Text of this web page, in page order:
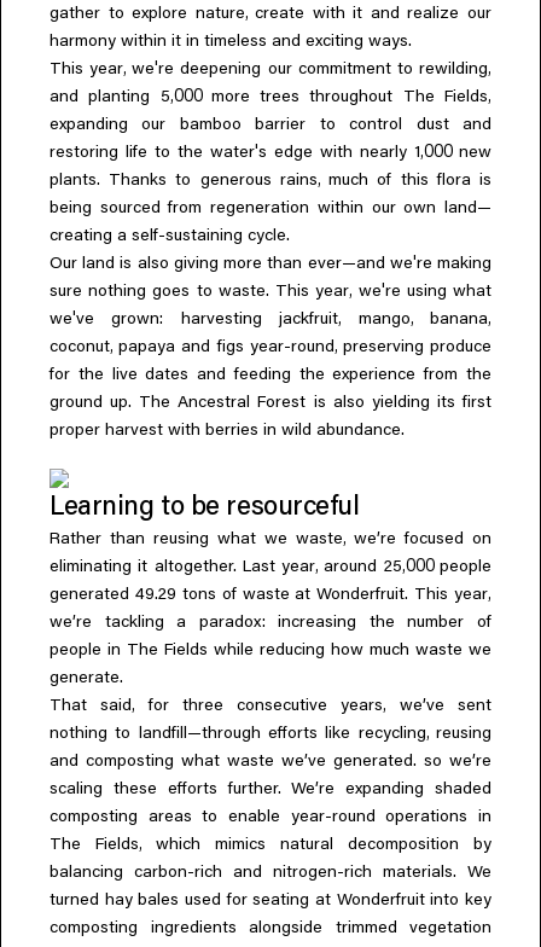
gather to explore nature,create with it and realize our
harmony within it in timeless and exciting ways.
This year,we're deepening our commitment to rewilding,
and planting 5,000 more trees throughout The Fields,
expanding our bamboo barrier to control dust and
restoring life to the water's edge with nearly 1,000 new
plants. Thanks to generous rains,much of this flora is
being sourced from regeneration within our own land—
creating a self-sustaining cycle.
Our land is also giving more than ever—and we're making
sure nothing goes to waste. This year, we're using what
we've grown: harvesting jackfruit, mango,banana,
coconut,papaya and figs year-round, preserving produce
for the live dates and feeding the experience from the
ground up. The Ancestral Forest is also yielding its first
proper harvest with berries in wild abundance.
Learning to be resourceful
Rather than reusing what we waste, we’re focused on
eliminating it altogether. Last year,around 25,000people
generated 49.29 tons of waste at Wonderfruit. This year,
we’re tackling a paradox: increasing the number of
people in The Fields while reducing how much waste we
generate.
That said,for three consecutive years,
we’ve sent
nothing to landfill—through efforts like recycling,reusing
and composting what waste we’ve generated. so we’re
scaling these efforts further. We’re expanding shaded
composting areas to enable year-round operations in
The Fields,
which mimics natural decomposition by
balancing carbon-rich and nitrogen-rich materials. We
turned hay bales used for seating at Wonderfruit into key
composting ingredients alongside trimmed vegetation